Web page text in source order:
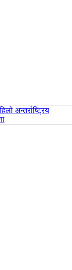
अन्तर्राष्ट्रिय